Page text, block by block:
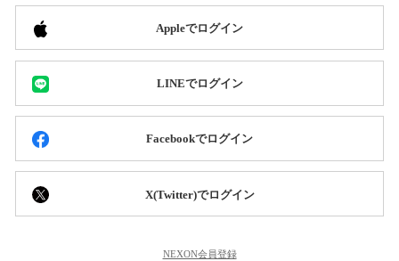
Appleでログイン
LINEでログイン
Facebookでログイン
X(Twitter)でログイン
NEXON会員登録